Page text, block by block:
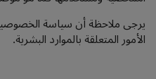
يرجى ملاحظة أن سياسة
الأمور المتعلقة بالموارد البشرية.